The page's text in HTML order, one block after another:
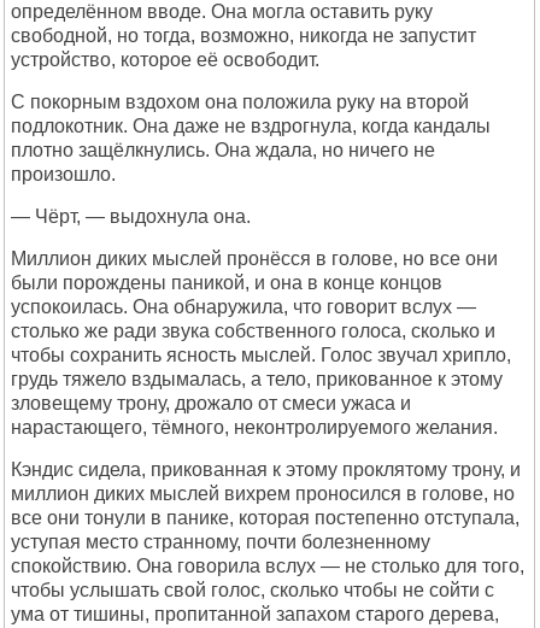
определённом вводе. Она могла оставить руку
свободной, но тогда, возможно, никогда не запустит
устройство, которое её освободит.
С покорным вздохом она положила руку на второй
подлокотник. Она даже не вздрогнула, когда кандалы
плотно защёлкнулись. Она ждала, но ничего не
произошло.
— Чёрт, — выдохнула она.
Миллион диких мыслей пронёсся в голове, но все они
были порождены паникой, и она в конце концов
успокоилась. Она обнаружила, что говорит вслух —
столько же ради звука собственного голоса, сколько и
чтобы сохранить ясность мыслей. Голос звучал хрипло,
грудь тяжело вздымалась, а тело, прикованное к этому
зловещему трону, дрожало от смеси ужаса и
нарастающего, тёмного, неконтролируемого желания.
Кэндис сидела, прикованная к этому проклятому трону, и
миллион диких мыслей вихрем проносился в голове, но
все они тонули в панике, которая постепенно отступала,
уступая место странному, почти болезненному
спокойствию. Она говорила вслух — не столько для того,
чтобы услышать свой голос, сколько чтобы не сойти с
ума от тишины, пропитанной запахом старого дерева,